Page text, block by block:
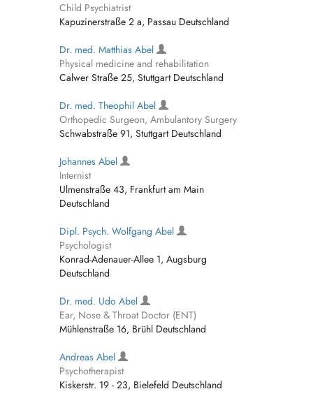
Child Psychiatrist
Kapuzinerstraße 2 a, Passau Deutschland
Dr. med. Matthias Abel
Physical medicine and rehabilitation
Calwer Straße 25, Stuttgart Deutschland
Dr. med. Theophil Abel
Orthopedic Surgeon, Ambulantory Surgery
Schwabstraße 91, Stuttgart Deutschland
Johannes Abel
Internist
Ulmenstraße 43, Frankfurt am Main
Deutschland
Dipl. Psych. Wolfgang Abel
Psychologist
Konrad-Adenauer-Allee 1, Augsburg
Deutschland
Dr. med. Udo Abel
Ear, Nose & Throat Doctor (ENT)
Mühlenstraße 16, Brühl Deutschland
Andreas Abel
Psychotherapist
Kiskerstr. 19 - 23, Bielefeld Deutschland